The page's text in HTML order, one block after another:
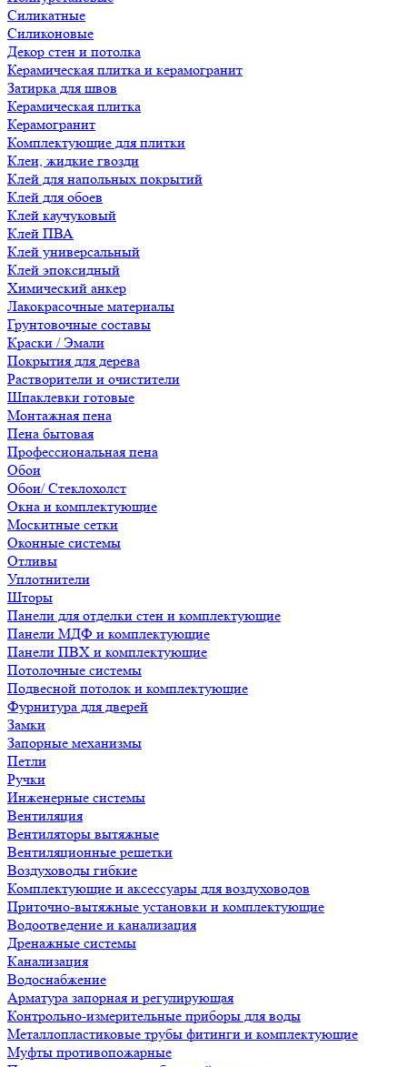
Силикатные
Силиконовые
Декор стен и потолка
Керамическая плитка и керамогранит
Затирка для швов
Керамическая плитка
Керамогранит
Комплектующие для плитки
Клеи, жидкие гвозди
Клей для напольных покрытий
Клей для обоев
Клей каучуковый
Клей ПВА
Клей универсальный
Клей эпоксидный
Химический анкер
Лакокрасочные материалы
Грунтовочные составы
Краски / Эмали
Покрытия для дерева
Растворители и очистители
Шпаклевки готовые
Монтажная пена
Пена бытовая
Профессиональная пена
Обои
Обои/ Стеклохолст
Окна и комплектующие
Москитные сетки
Оконные системы
Отливы
Уплотнители
Шторы
Панели для отделки стен и комплектующие
Панели МДФ и комплектующие
Панели ПВХ и комплектующие
Потолочные системы
Подвесной потолок и комплектующие
Фурнитура для дверей
Замки
Запорные механизмы
Петли
Ручки
Инженерные системы
Вентиляция
Вентиляторы вытяжные
Вентиляционные решетки
Воздуховоды гибкие
Комплектующие и аксессуары для воздуховодов
Приточно-вытяжные установки и комплектующие
Водоотведение и канализация
Дренажные системы
Канализация
Водоснабжение
Арматура запорная и регулирующая
Контрольно-измерительные приборы для воды
Металлопластиковые трубы фитинги и комплектующие
Муфты противопожарные